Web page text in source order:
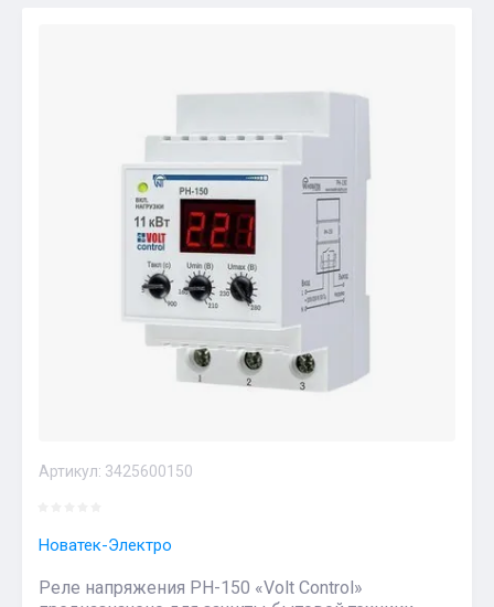
Артикул: 3425600150
Новатек-Электро
Реле напряжения РН-150 «Volt Control»